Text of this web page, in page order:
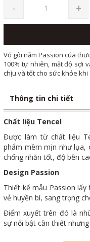
- +
Vỏ gôi nằm Passion của
100% tự nhiên, mật độ sợi
chịu và tốt cho sức khỏe khi
Thông tin chi tiết
Chất liệu Tencel
Được làm từ chất liệu
phẩm mềm mịn như lụa,
chống nhăn tốt, độ bền
Design Passion
Thiết kế mẫu Passion
vẻ huyền bí, sang trọng
Điểm xuyết trên đó là
sự nổi bật cần thiết